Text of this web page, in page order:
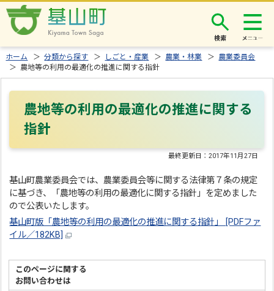
検索
ホーム ＞分類から探す ＞ しごと・産業 ＞ 農業・林業 ＞ 農業委員会
＞ 農地等の利用の最適化の推進に関する指針
農地等の利用の最適化の推進に関する
指針
最終更新日：2017年11月27日
基山町農業委員会では、農業委員会等に関する法律第７条の規定
に基づき、「農地等の利用の最適化に関する指針」を定めました
ので公表いたします。
基山町版「農地等の利用の最適化の推進に関する指針」 [PDFファ
イル／182KB]
このページに関する
お問い合わせは